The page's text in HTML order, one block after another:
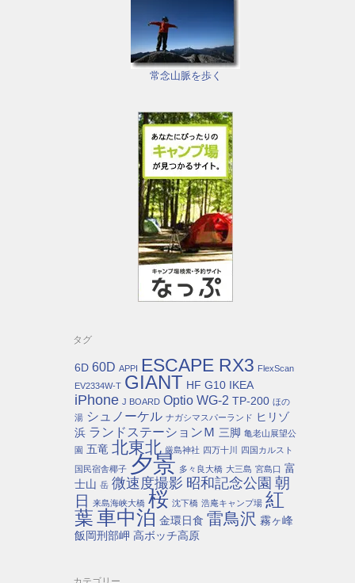
常念山脈を歩く
タグ
6D 60D APPI ESCAPE RX3 FlexScan
EV2334W-T GIANT HF G10 IKEA
iPhone J BOARD Optio WG-2 TP-200 ほの
湯 シュノーケル ナガシマスパーランド ヒリゾ
浜 ランドステーションＭ 三脚 亀老山展望公
園 五竜 北東北 厳島神社 四万十川
四国カルスト
国民宿舎椰子 夕景 多々良大橋 大三島 宮島口 富
士山 岳 微速度撮影 昭和記念公園 朝
日
来島海峡大橋 桜 沈下橋 浩庵キャンプ場 紅
葉車中泊 金環日食 雷鳥沢 霧ヶ峰
飯岡刑部岬 高ボッチ高原
カテゴリー